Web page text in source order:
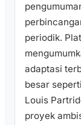
periodik.
adaptasi
besar
Louis
proyek